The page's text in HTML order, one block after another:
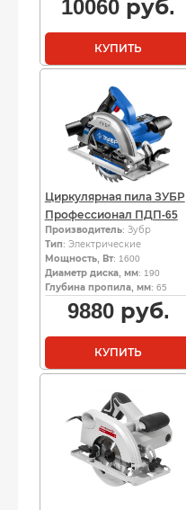
10060 руб.
КУПИТЬ
Циркулярная пила ЗУБР
Профессионал ПДП-65
Производитель: Зубр
Тип: Электрические
Мощность, Вт: 1600
Диаметр диска, мм: 190
Глубина пропила, мм: 65
9880руб.
КУПИТЬ